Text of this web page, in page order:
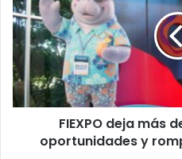
más
de
$655
millones
en
oportunidades
y
récords
FIEXPO deja más
oportunidades y